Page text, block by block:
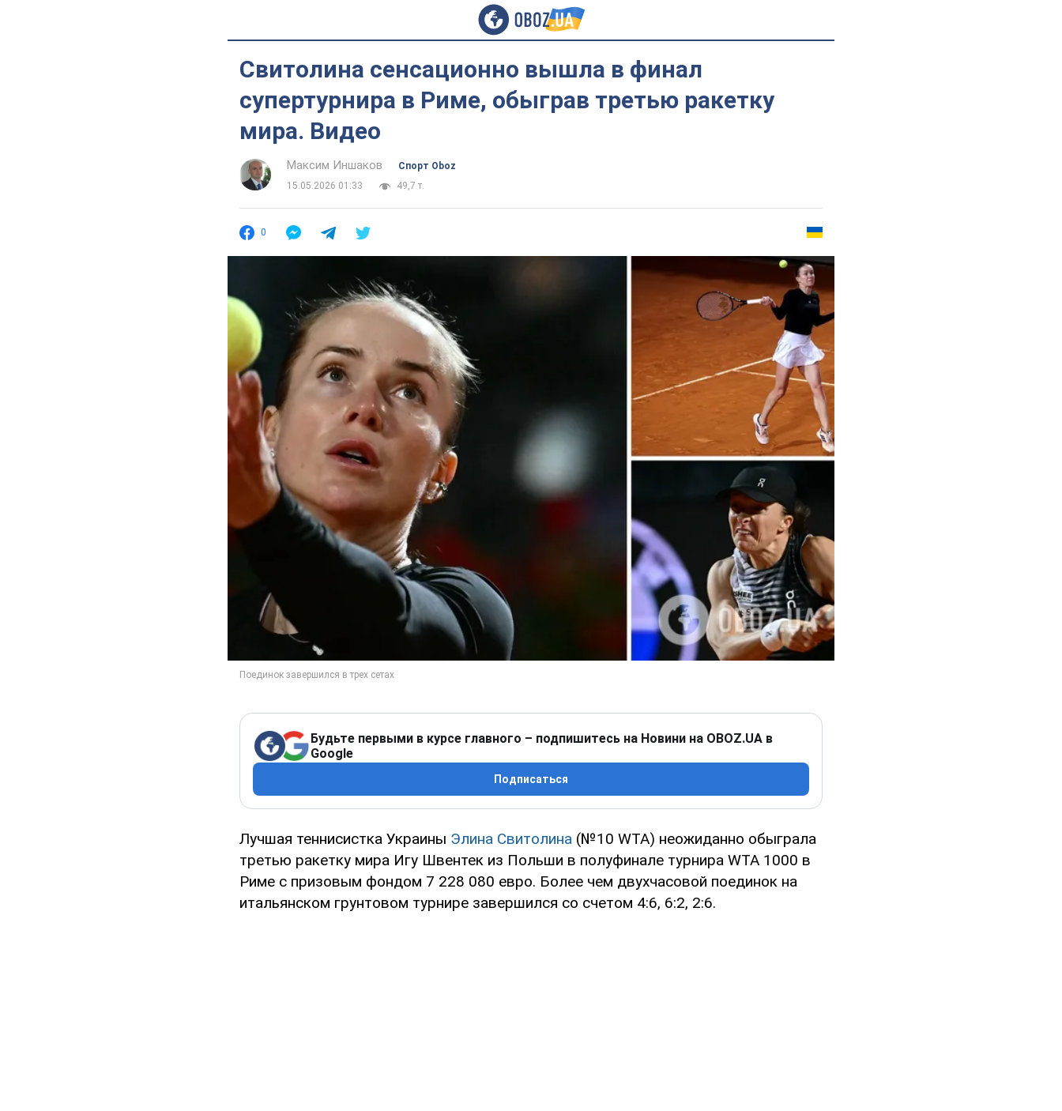
Свитолина сенсационно вышла в финал
супертурнира в Риме, обыграв третью ракетку
мира. Видео
Максим Иншаков
Спорт Oboz
15.05.2026 01:33
49,7 т.
0
Будьте первыми в курсе главного – подпишитесь на Новини на OBOZ.UA в
Google
Подписаться
Лучшая теннисистка Украины Элина Свитолина (№10 WTA) неожиданно обыграла
третью ракетку мира Игу Швентек из Польши в полуфинале турнира WTA 1000 в
Риме с призовым фондом 7 228 080 евро. Более чем двухчасовой поединок на
итальянском грунтовом турнире завершился со счетом 4:6, 6:2, 2:6.